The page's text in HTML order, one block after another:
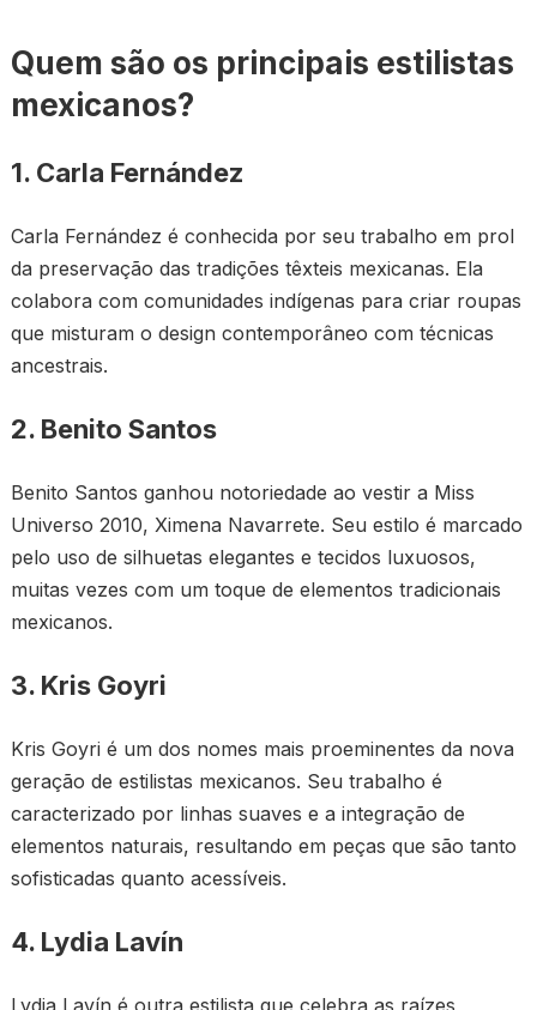
Quem são os principais estilistas
mexicanos?
1. Carla Fernández
Carla Fernández é conhecida por seu trabalho em prol
da preservação das tradições têxteis mexicanas. Ela
colabora com comunidades indígenas para criar roupas
que misturam o design contemporâneo com técnicas
ancestrais.
2. Benito Santos
Benito Santos ganhou notoriedade ao vestir a Miss
Universo 2010, Ximena Navarrete. Seu estilo é marcado
pelo uso de silhuetas elegantes e tecidos luxuosos,
muitas vezes com um toque de elementos tradicionais
mexicanos.
3. Kris Goyri
Kris Goyri é um dos nomes mais proeminentes da nova
geração de estilistas mexicanos. Seu trabalho é
caracterizado por linhas suaves e a integração de
elementos naturais, resultando em peças que são tanto
sofisticadas quanto acessíveis.
4. Lydia Lavín
Lydia Lavín é outra estilista que celebra as raízes